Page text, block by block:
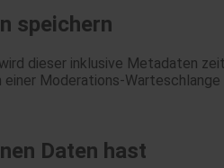
speichern
dieser inklusive Metadaten
Moderations-
Daten hast